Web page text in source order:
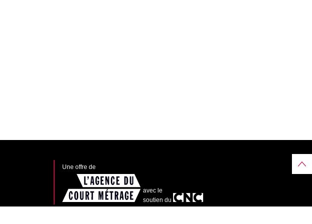
Une offre de
avec le
soutien du